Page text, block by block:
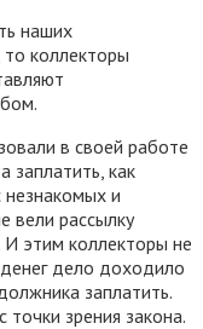
наших
коллекторы
в своей работе
заплатить, как
незнакомых и
вели рассылку
этим коллекторы не
дело доходило
заплатить.
зрения закона.